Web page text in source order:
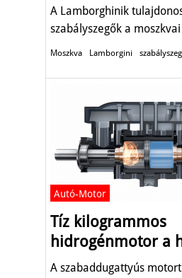
A Lamborghinik
szabályszegők a
Moszkva Lamborgini
Autó-Motor
Tíz kilogrammos
hidrogénmotor a
A szabaddugattyús